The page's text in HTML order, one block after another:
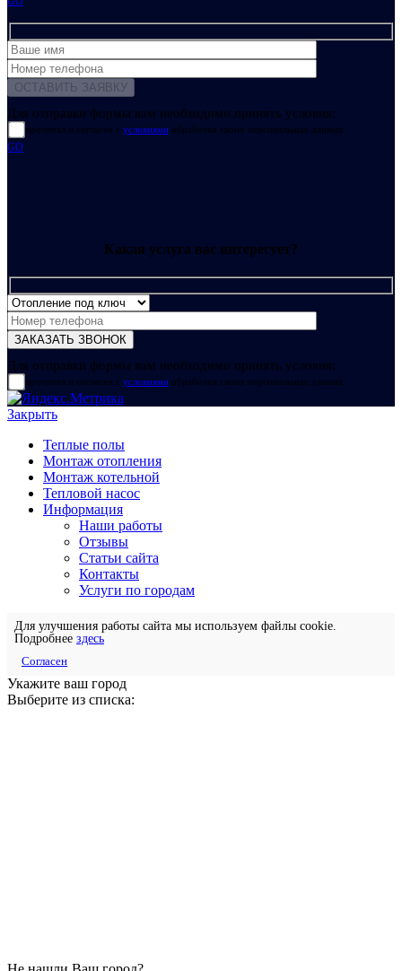
Для отправки формы вам необходимо принять условия:
прочитал и согласен с условиями обработки своих персональных данных
GO
Какая услуга вас интересует?
Для отправки формы вам необходимо принять условия:
прочитал и согласен с условиями обработки своих персональных данных
Закрыть
Теплые полы
Монтаж отопления
Монтаж котельной
Тепловой насос
Информация
Наши работы
Отзывы
Статьи сайта
Контакты
Услуги по городам
Для улучшения работы сайта мы используем файлы cookie.
Подробнее здесь
Согласен
Укажите ваш город
Выберите из списка: